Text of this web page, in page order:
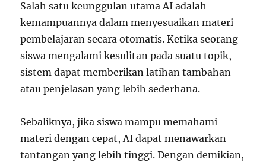
Salah satu keunggulan utama AI adalah
kemampuannya dalam menyesuaikan materi
pembelajaran secara otomatis. Ketika seorang
siswa mengalami kesulitan pada suatu topik,
sistem dapat memberikan latihan tambahan
atau penjelasan yang lebih sederhana.
Sebaliknya, jika siswa mampu memahami
materi dengan cepat, AI dapat menawarkan
tantangan yang lebih tinggi. Dengan demikian,